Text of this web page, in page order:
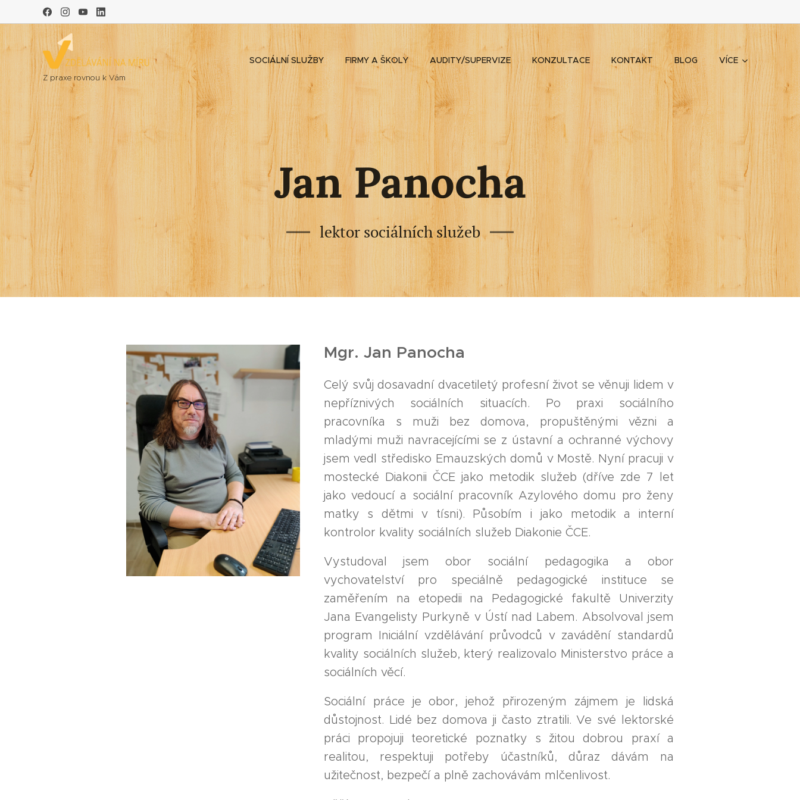
Z praxe rovnou k Vám
SOCIÁLNÍ SLUŽBY FIRMY A ŠKOLY AUDITY/SUPERVIZE KONZULTACE KONTAKT BLOG VÍCE
Jan Panocha
lektor sociálních služeb
Mgr. Jan Panocha
Celý svůj dosavadní dvacetiletý profesní život se věnuji lidem v
nepříznivých sociálních situacích. Po praxi sociálního
pracovníka s muži bez domova, propuštěnými vězni a
mladými muži navracejícími se z ústavní a ochranné výchovy
jsem vedl středisko Emauzských domů v Mostě. Nyní pracuji v
mostecké Diakonii ČCE jako metodik služeb (dříve zde 7 let
jako vedoucí a sociální pracovník Azylového domu pro ženy
matky s dětmi v tísni). Působím i jako metodik a interní
kontrolor kvality sociálních služeb Diakonie ČCE.
Vystudoval jsem obor sociální pedagogika a obor
vychovatelství pro speciálně pedagogické instituce se
zaměřením na etopedii na Pedagogické fakultě Univerzity
Jana Evangelisty Purkyně v Ústí nad Labem. Absolvoval jsem
program Iniciální vzdělávání průvodců v zavádění standardů
kvality sociálních služeb, který realizovalo Ministerstvo práce a
sociálních věcí.
Sociální práce je obor, jehož přirozeným zájmem je lidská
důstojnost. Lidé bez domova ji často ztratili. Ve své lektorské
práci propojuji teoretické poznatky s žitou dobrou praxí a
realitou, respektuji potřeby účastníků, důraz dávám na
užitečnost, bezpečí a plně zachovávám mlčenlivost.